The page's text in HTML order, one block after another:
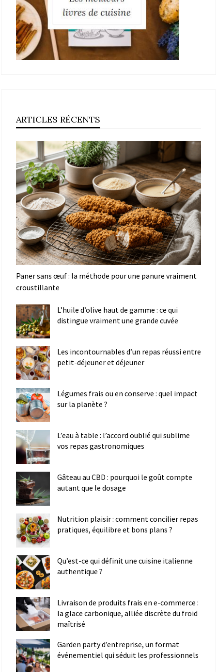
ARTICLES RÉCENTS
Paner sans œuf : la méthode pour une panure vraiment
croustillante
L’huile d’olive haut de gamme : ce qui
distingue vraiment une grande cuvée
Les incontournables d’un repas réussi entre
petit-déjeuner et déjeuner
Légumes frais ou en conserve : quel impact
sur la planète ?
L’eau à table : l’accord oublié qui sublime
vos repas gastronomiques
Gâteau au CBD : pourquoi le goût compte
autant que le dosage
Nutrition plaisir : comment concilier repas
pratiques, équilibre et bons plans ?
Qu’est-ce qui définit une cuisine italienne
authentique ?
Livraison de produits frais en e-commerce :
la glace carbonique, alliée discrète du froid
maîtrisé
Garden party d’entreprise, un format
événementiel qui séduit les professionnels